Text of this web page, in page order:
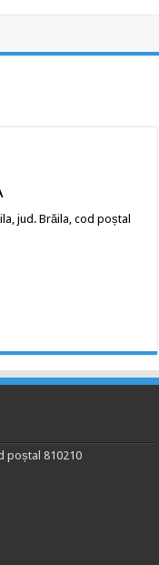
jud. Brăila, cod poștal
poștal 810210